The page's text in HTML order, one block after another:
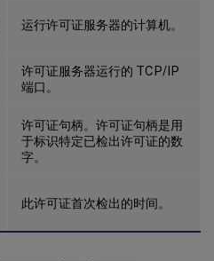
citrix.com XDT 00001
citrix .com XDT 00001
运行许可证服务器的计算机。
许可证服务器运行的 TCP/IP
端口。
许可证句柄。许可证句柄是用
于标识特定已检出许可证的数
字。
此许可证首次检出的时间。